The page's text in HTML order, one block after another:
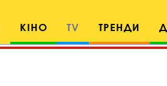
КІНО TV ТРЕНДИ